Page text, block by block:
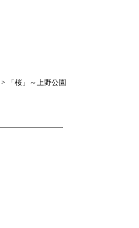
> 「桜」～上野公園